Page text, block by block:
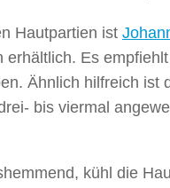
Hautpartien ist
Es
Ähnlich hilfreich ist
bis viermal
kühl die